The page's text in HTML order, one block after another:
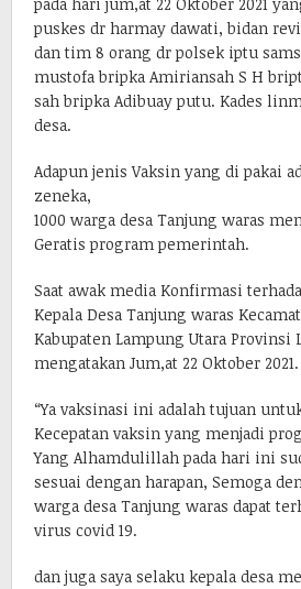
pada hari jum,at 22 Oktober 2021
puskes dr harmay dawati, bidan
dan tim 8 orang dr polsek iptu
mustofa bripka Amiriansah S H
sah bripka Adibuay putu. Kades
desa.
Adapun jenis Vaksin yang di pakai
zeneka,
1000 warga desa Tanjung waras
Geratis program pemerintah.
Saat awak media Konfirmasi
Kepala Desa Tanjung waras
Kabupaten Lampung Utara Provinsi
mengatakan Jum,at 22 Oktober 2021.
“Ya vaksinasi ini adalah tujuan
Kecepatan vaksin yang menjadi
Yang Alhamdulillah pada hari ini
sesuai dengan harapan, Semoga
warga desa Tanjung waras dapat
virus covid 19.
dan juga saya selaku kepala desa